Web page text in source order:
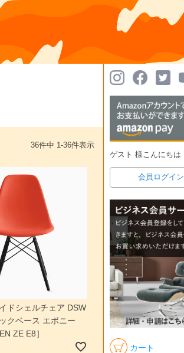
36件中 1-36件表示
ドシェルチェア DSW
クベース エボニー
ZE E8］
ゲスト 様こんにちは
会員ログイン
カート